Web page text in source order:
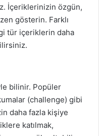
İçeriklerinizin özgün,
gösterin. Farklı
tür içeriklerin daha
bilinir. Popüler
(challenge) gibi
daha fazla kişiye
katılmak,